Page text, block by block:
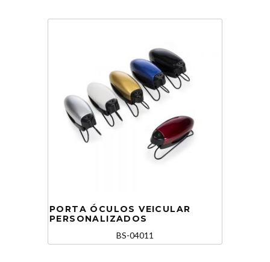
PORTA ÓCULOS VEICULAR
PERSONALIZADOS
BS-04011